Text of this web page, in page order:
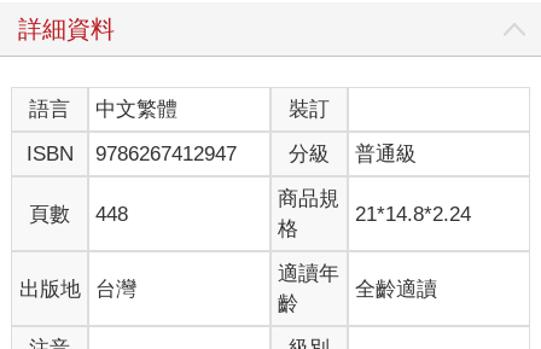
類的。
的妻子提出離婚的請求。
所以說，你應該要懂得修身齊家治國平天下啊，賢成。
金賢成努力保持沉著地看著我，接著再次開口問道。
「你剛剛說『目前正在慎重考慮這件事』是什麼意思……？」
「就是字面上的意思。老實說我原本並不打算透過這種方式告訴
你，畢竟我還沒有完全確定。我原本打算等情況更加明朗後，再
找機會向你提起，但既然你主動問了……我也覺得先跟你說一聲
會比較好。仔細想想，現在這樣先告訴你好像真的比較恰當。畢
竟未來要選出我的繼任者，還要進行交接……我想現在這個時機
反而更合適。」
詳細資料
語言 中文繁體
裝訂
ISBN
9786267412947 分級 普通級
頁數 448
商品規
格
21*14.8*2.24
出版地 台灣
適讀年
齡
全齡適讀